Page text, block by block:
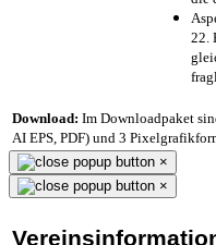
22.
Download: Im Downloadpaket
AI EPS, PDF) und 3
×
×